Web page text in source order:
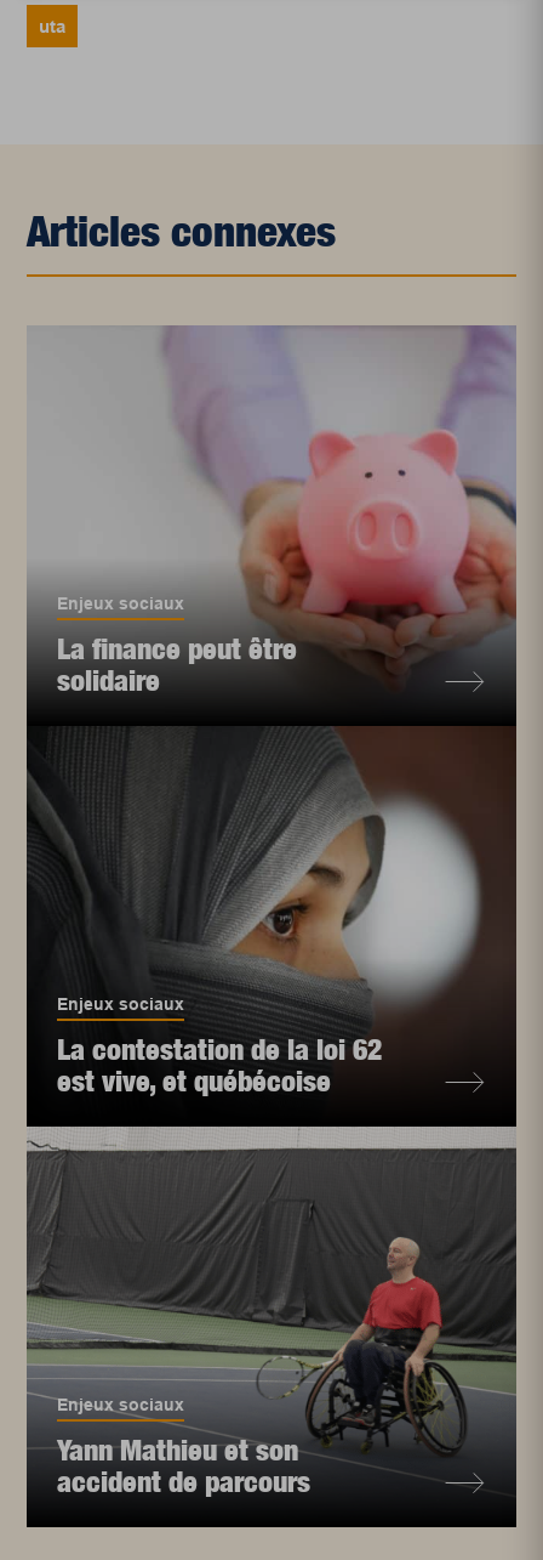
uta
Articles connexes
Enjeux sociaux
La finance peut être
solidaire
Enjeux sociaux
La contestation de la loi 62
est vive, et québécoise
Enjeux sociaux
Yann Mathieu et son
accident de parcours